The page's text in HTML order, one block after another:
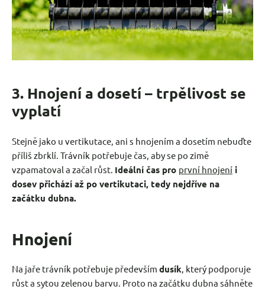
3. Hnojení a dosetí – trpělivost se
vyplatí
Stejně jako u vertikutace, ani s hnojením a dosetím nebuďte
příliš zbrklí. Trávník potřebuje čas, aby se po zimě
vzpamatoval a začal růst. Ideální čas pro první hnojení i
dosev přichází až po vertikutaci, tedy nejdříve na
začátku dubna.
Hnojení
Na jaře trávník potřebuje především dusík , který podporuje
růst a sytou zelenou barvu. Proto na začátku dubna sáhněte